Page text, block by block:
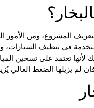
المشروع، ومن الأمور
في تنظيف
لأنها تعتمد على تسخين
لم يزيلها الضغط العالي